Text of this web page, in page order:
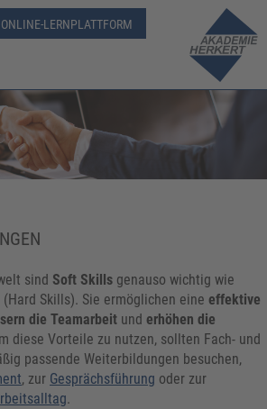
ONLINE-LERNPLATTFORM
sind Soft Skills genauso wichtig wie
Skills). Sie ermöglichen eine effektive
die Teamarbeit und erhöhen die
diese Vorteile zu nutzen, sollten Fach- und
passende Weiterbildungen besuchen,
, zur Gesprächsführung oder zur
.